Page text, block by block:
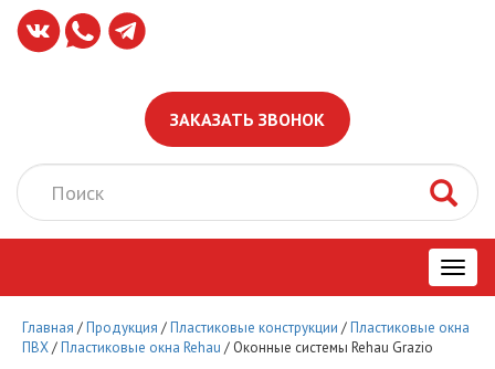
ЗАКАЗАТЬ ЗВОНОК
Главная /Продукция /Пластиковые конструкции /Пластиковые окна
ПВХ/Пластиковые окна Rehau / Оконные системы Rehau Grazio